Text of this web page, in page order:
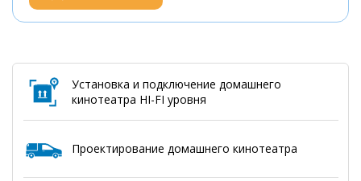
Установка и подключение домашнего
кинотеатра HI-FI уровня
Проектирование домашнего кинотеатра